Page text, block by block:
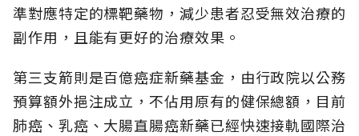
準對應特定的標靶藥物，減少患者忍受無效治療的
副作用，且能有更好的治療效果。
第三支箭則是百億癌症新藥基金，由行政院以公務
預算額外挹注成立，不佔用原有的健保總額，目前
肺癌、乳癌、大腸直腸癌新藥已經快速接軌國際治